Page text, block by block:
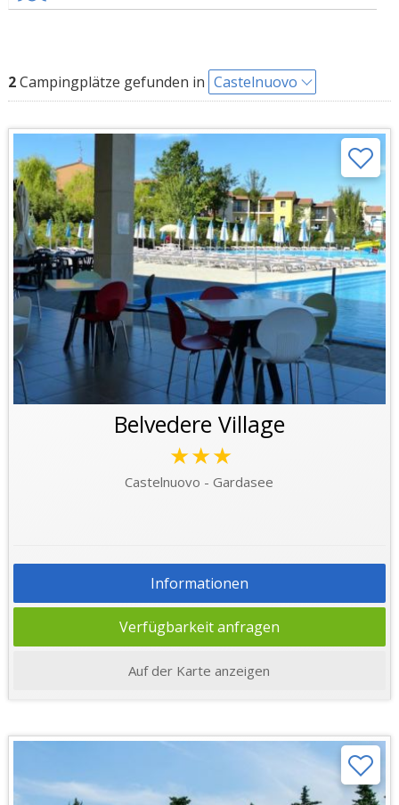
2Campingplätze gefunden in Castelnuovo
Belvedere Village
★★★
Castelnuovo - Gardasee
Informationen
Verfügbarkeit anfragen
Auf der Karte anzeigen